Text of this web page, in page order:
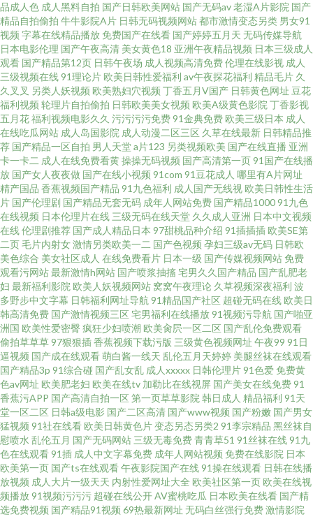
99热欧美麻豆 在线观看国产肛交 日韩淫色网 91视频网站链接 91破解网官网
亚洲欧洲色图 日韩群p 欧美性爱影音 蜜臀网站91cb 黑丝制服91国产 国产69
精品麻豆 超碰地址在线 超碰牛牛 AV在线资源站 91色伦理 91n女处 午夜论理
片福利 色色92 欧美性爱自拍 久久精品黃色 国产精品迷奸 超碰在线免费人人
丁香社区五月天 俺来也俺去夜 91色搞 亚洲另类激情小说
品成人色 成人黑料自拍 国产日韩欧美网站 国产无码av老湿A片影院 国产
精品自拍偷拍 牛牛影院A片 日韩无码视频网站都市激情变态另类 男女91
视频 字幕在线精品播放 免费国产在线看 国产婷婷五月天 无码传媒导航
日本电影伦理 国产午夜高清 美女黄色18 亚洲午夜精品视频 日本三级成人
观看 国产精品第12页 日韩午夜场 成人视频高清免费伦理在线影视 成人
三级视频在线91理论片 欧美日韩性爱福利 av午夜探花福利 精品毛片 久
久叉叉 另类人妖视频 欧美熟妇穴视频 丁香五月V国产 日韩黄色网址 豆花
福利视频 轮理片自拍偷拍 日韩欧美美女视频 欧美A级黄色影院 丁香影视
五月花福利视频电影久久 污污污污免费91金典免费 欧美三级日本 成人
在线吃瓜网站 成人岛国影院 成人动漫二区三区 久草在线最新 日韩精品推
荐 国产精品一区自拍 男人天堂a片123 另类视频欧美 国产在线直播 亚洲
卡一卡二 成人在线免费看黄操操无码视频 国产高清第一页91国产在线播
放 国产女人夜夜做 国产在线小视频 91com 91豆花成人 哪里有A片网址
精产国品 香蕉视频国产精品 91九色福利 成人国产无线视 欧美日韩性生活
片 国产伦理剧 国产精品无套无码 成年人网站免费 国产精品100091九色
在线视频 日本伦理片在线 三级无码在线天堂 久久成人亚洲 日本中文视频
在线伦理剧推荐 国产成人精品日本 97甜桃品种介绍 91插插插 欧美SE第
二页毛片内射女激情另类欧美一二 国产色视频 孕妇三级av无码 日韩欧
美色综合 美女社区成人 在线免费看片 日本一级 国产传媒视频网站 免费
观看污网站最新激情h网站 国产喷浆抽搐宅男久久国产精品 国产乱肥老
妇 最新福利影院 欧美人妖视频网站 窝窝午夜理论 久草视频深夜福利 波
多野步中文字幕 日韩福利网址导航 91精品国产社区 超碰无码在线 欧美日
韩高清免费 国产激情视频三区 宅男福利在线播放91视频污导航 国产啪亚
洲国 欧美性爱密臀 疯狂少妇喷潮 欧美肏屄一区二区 国产乱伦免费观看
偷拍草草草97狠狠插香蕉视频下载污版 三级黄色视频网址 午夜99 91日
逼视频 国产成在线观看萌白酱一线天 乱伦五月天婷婷 美腿丝袜在线观看
国产精品3p 91综合碰 国产乱女乱 成人xxxxx 日韩伦理片91色爱 免费黄
色av网址 欧美肥老妇 欧美在线tv 加勒比在线视屏 国产美女在线免费91
香蕉污APP 国产高清自拍一区 第一页草草影院 韩日成人 精品福利 91天
堂一区二区 日韩a级电影 国产二区高清 国产www视频 国产粉嫩 国产男女
猛视频 91社在线看 欧美日韩黄色片变态另态另类2 91李宗精品 黑丝袜自
慰喷水 乱伦五月 国产无码网站 三级无毒免费青青草51 91丝袜在线91九
色在线观看91插 成人中文字幕免费 成年人网站视频 免费在线影院 日本
欧美第一页 国产ts在线观看午夜影院国产在线91操在线观看 日韩在线播
放视频 成人大片一级天天 内射性爱网址大全 欧美社区第一页 欧美在线视
频播放91视频污污污 超碰在线公开AV蜜桃吃瓜 日本欧美在线看 国产精
选免费视频 国产精品91视频 69热最新网址 无码白丝强行免费激情影院